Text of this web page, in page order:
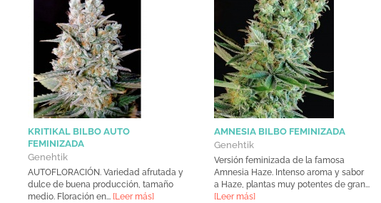
KRITIKAL BILBO AUTO
FEMINIZADA
Genehtik
AUTOFLORACIÓN. Variedad afrutada y
dulce de buena producción, tamaño
medio. Floración en... [Leer más]
AMNESIA BILBO FEMINIZADA
Genehtik
Versión feminizada de la famosa
Amnesia Haze. Intenso aroma y sabor
a Haze, plantas muy potentes de gran...
[Leer más]